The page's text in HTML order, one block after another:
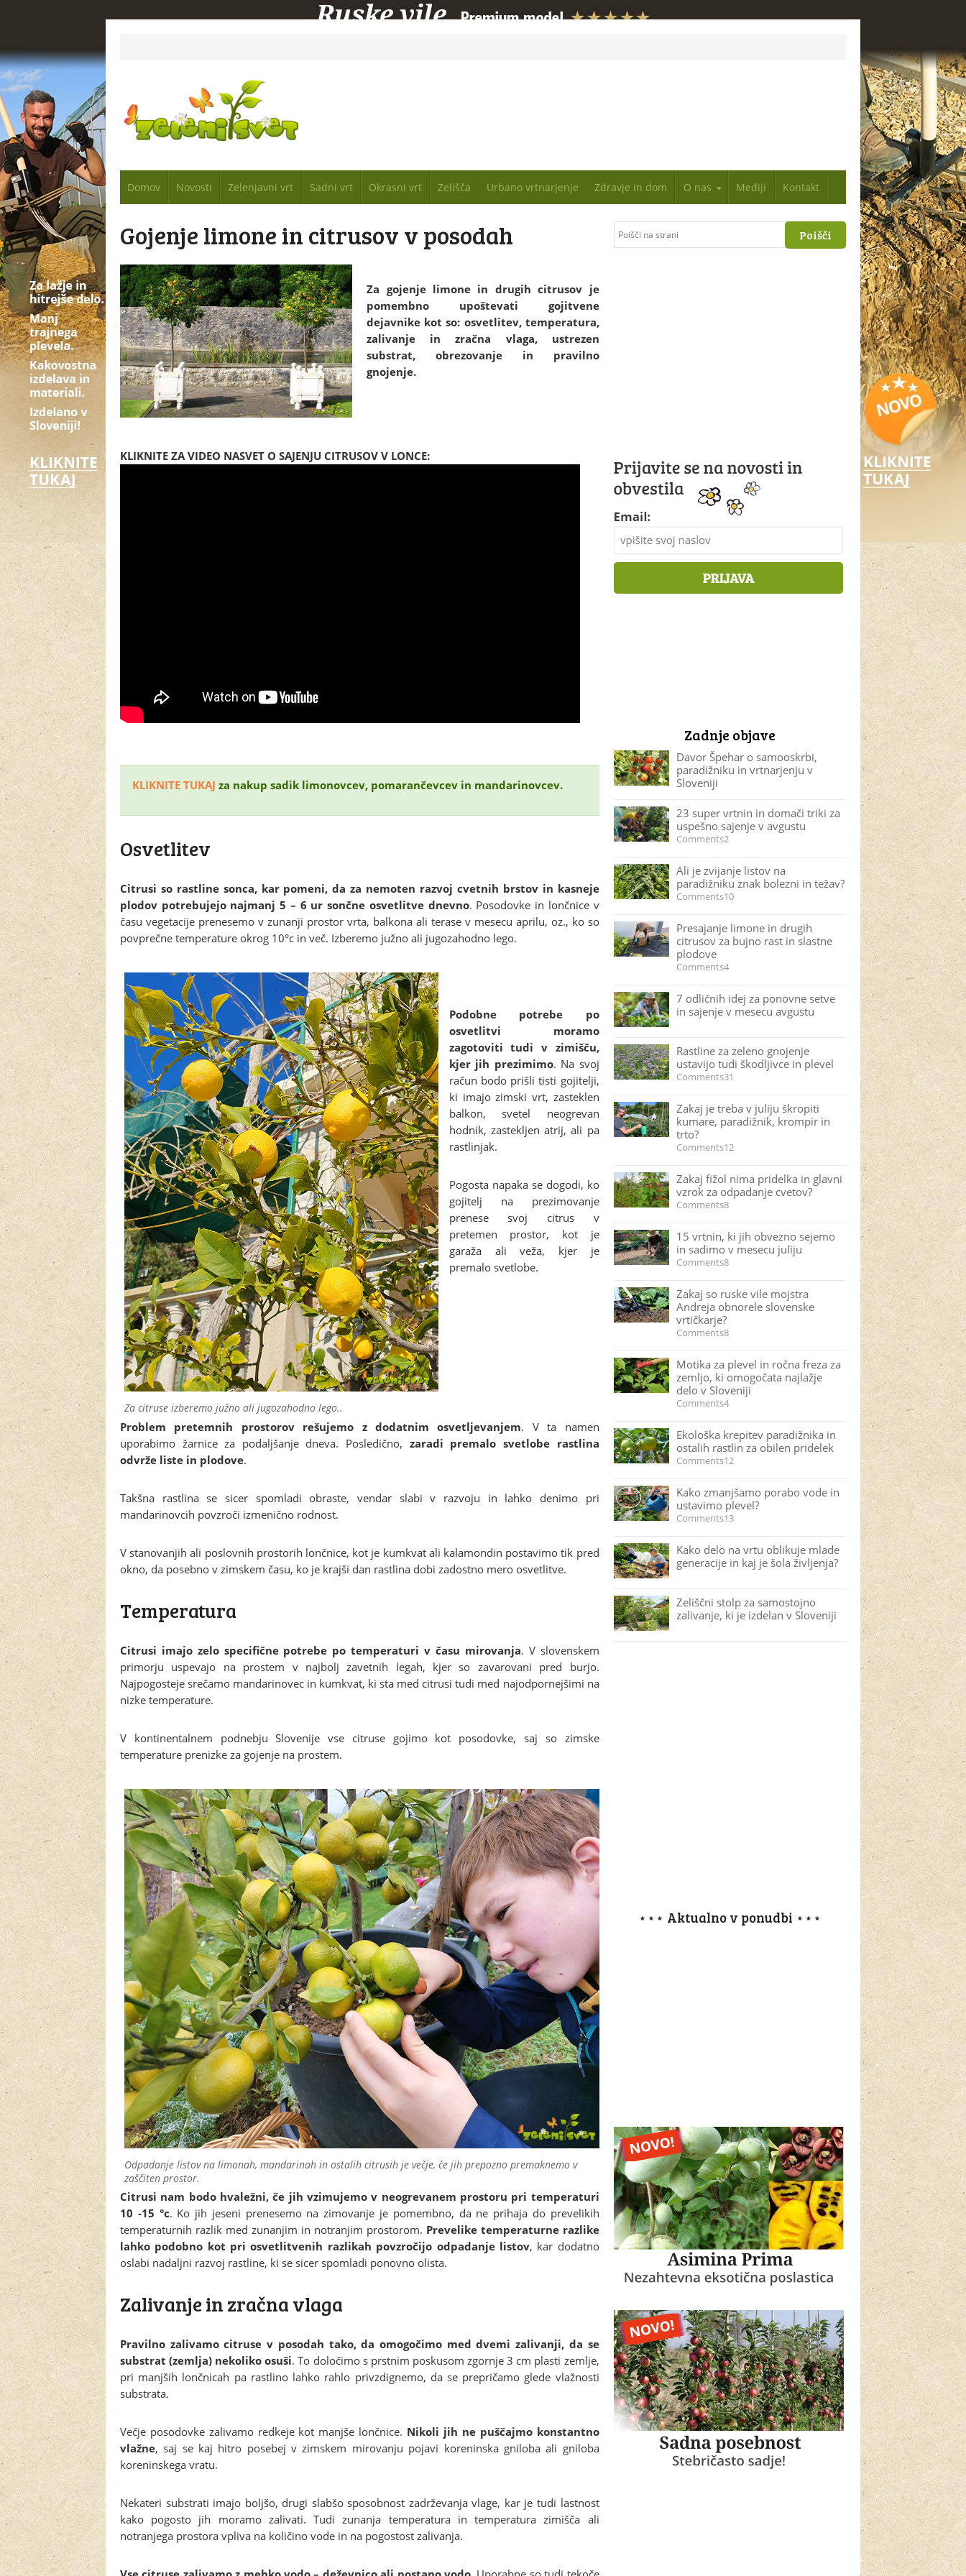
Domov Novosti Zelenjavni vrt Sadni vrt Okrasni vrt Zelišča Urbano vrtnarjenje Zdravje in dom O nas Mediji Kontakt
Gojenje limone in citrusov v posodah
Za gojenje limone in drugih citrusov je
pomembno upoštevati gojitvene
dejavnike kot so: osvetlitev, temperatura,
zalivanje in zračna vlaga, ustrezen
substrat, obrezovanje in pravilno
gnojenje.
KLIKNITE ZA VIDEO NASVET O SAJENJU CITRUSOV V LONCE:
KLIKNITE TUKAJ za nakup sadik limonovcev, pomarančevcev in mandarinovcev.
Osvetlitev
Citrusi so rastline sonca, kar pomeni, da za nemoten razvoj cvetnih brstov in kasneje
plodov potrebujejo najmanj 5 – 6 ur sončne osvetlitve dnevno. Posodovke in lončnice v
času vegetacije prenesemo v zunanji prostor vrta, balkona ali terase v mesecu aprilu, oz., ko so
povprečne temperature okrog 10°c in več. Izberemo južno ali jugozahodno lego.
Za citruse izberemo južno ali jugozahodno lego..
Podobne potrebe po
osvetlitvi moramo
zagotoviti tudi v zimišču,
kjer jih prezimimo. Na svoj
račun bodo prišli tisti gojitelji,
ki imajo zimski vrt, zasteklen
balkon, svetel neogrevan
hodnik, zastekljen atrij, ali pa
rastlinjak.
Pogosta napaka se dogodi, ko
gojitelj na prezimovanje
prenese svoj citrus v
pretemen prostor, kot je
garaža ali veža, kjer je
premalo svetlobe.
Problem pretemnih prostorov rešujemo z dodatnim osvetljevanjem. V ta namen
uporabimo žarnice za podaljšanje dneva. Posledično, zaradi premalo svetlobe rastlina
odvrže liste in plodove.
Takšna rastlina se sicer spomladi obraste, vendar slabi v razvoju in lahko denimo pri
mandarinovcih povzroči izmenično rodnost.
V stanovanjih ali poslovnih prostorih lončnice, kot je kumkvat ali kalamondin postavimo tik pred
okno, da posebno v zimskem času, ko je krajši dan rastlina dobi zadostno mero osvetlitve.
Temperatura
Citrusi imajo zelo specifične potrebe po temperaturi v času mirovanja. V slovenskem
primorju uspevajo na prostem v najbolj zavetnih legah, kjer so zavarovani pred burjo.
Najpogosteje srečamo mandarinovec in kumkvat, ki sta med citrusi tudi med najodpornejšimi na
nizke temperature.
V kontinentalnem podnebju Slovenije vse citruse gojimo kot posodovke, saj so zimske
temperature prenizke za gojenje na prostem.
Odpadanje listov na limonah, mandarinah in ostalih citrusih je večje, če jih prepozno premaknemo v
zaščiten prostor.
Citrusi nam bodo hvaležni, če jih vzimujemo v neogrevanem prostoru pri temperaturi
10 -15 °c. Ko jih jeseni prenesemo na zimovanje je pomembno, da ne prihaja do prevelikih
temperaturnih razlik med zunanjim in notranjim prostorom. Prevelike temperaturne razlike
lahko podobno kot pri osvetlitvenih razlikah povzročijo odpadanje listov, kar dodatno
oslabi nadaljni razvoj rastline, ki se sicer spomladi ponovno olista.
Zalivanje in zračna vlaga
Pravilno zalivamo citruse v posodah tako, da omogočimo med dvemi zalivanji, da se
substrat (zemlja) nekoliko osuši. To določimo s prstnim poskusom zgornje 3 cm plasti zemlje,
pri manjših lončnicah pa rastlino lahko rahlo privzdignemo, da se prepričamo glede vlažnosti
substrata.
Večje posodovke zalivamo redkeje kot manjše lončnice. Nikoli jih ne puščajmo konstantno
vlažne, saj se kaj hitro posebej v zimskem mirovanju pojavi koreninska gniloba ali gniloba
koreninskega vratu.
Nekateri substrati imajo boljšo, drugi slabšo sposobnost zadrževanja vlage, kar je tudi lastnost
kako pogosto jih moramo zalivati. Tudi zunanja temperatura in temperatura zimišča ali
notranjega prostora vpliva na količino vode in na pogostost zalivanja.
Zadnje objave
Davor Špehar o samooskrbi,
paradižniku in vrtnarjenju v
Sloveniji
23 super vrtnin in domači triki za
uspešno sajenje v avgustu
Comments2
Ali je zvijanje listov na
paradižniku znak bolezni in težav?
Comments10
Presajanje limone in drugih
citrusov za bujno rast in slastne
plodove
Comments4
7 odličnih idej za ponovne setve
in sajenje v mesecu avgustu
Rastline za zeleno gnojenje
ustavijo tudi škodljivce in plevel
Comments31
Zakaj je treba v juliju škropiti
kumare, paradižnik, krompir in
trto?
Comments12
Zakaj fižol nima pridelka in glavni
vzrok za odpadanje cvetov?
Comments8
15 vrtnin, ki jih obvezno sejemo
in sadimo v mesecu juliju
Comments8
Zakaj so ruske vile mojstra
Andreja obnorele slovenske
vrtičkarje?
Comments8
Motika za plevel in ročna freza za
zemljo, ki omogočata najlažje
delo v Sloveniji
Comments4
Ekološka krepitev paradižnika in
ostalih rastlin za obilen pridelek
Comments12
Kako zmanjšamo porabo vode in
ustavimo plevel?
Comments13
Kako delo na vrtu oblikuje mlade
generacije in kaj je šola življenja?
Zeliščni stolp za samostojno
zalivanje, ki je izdelan v Sloveniji
⋆⋆⋆ Aktualno v ponudbi ⋆⋆⋆